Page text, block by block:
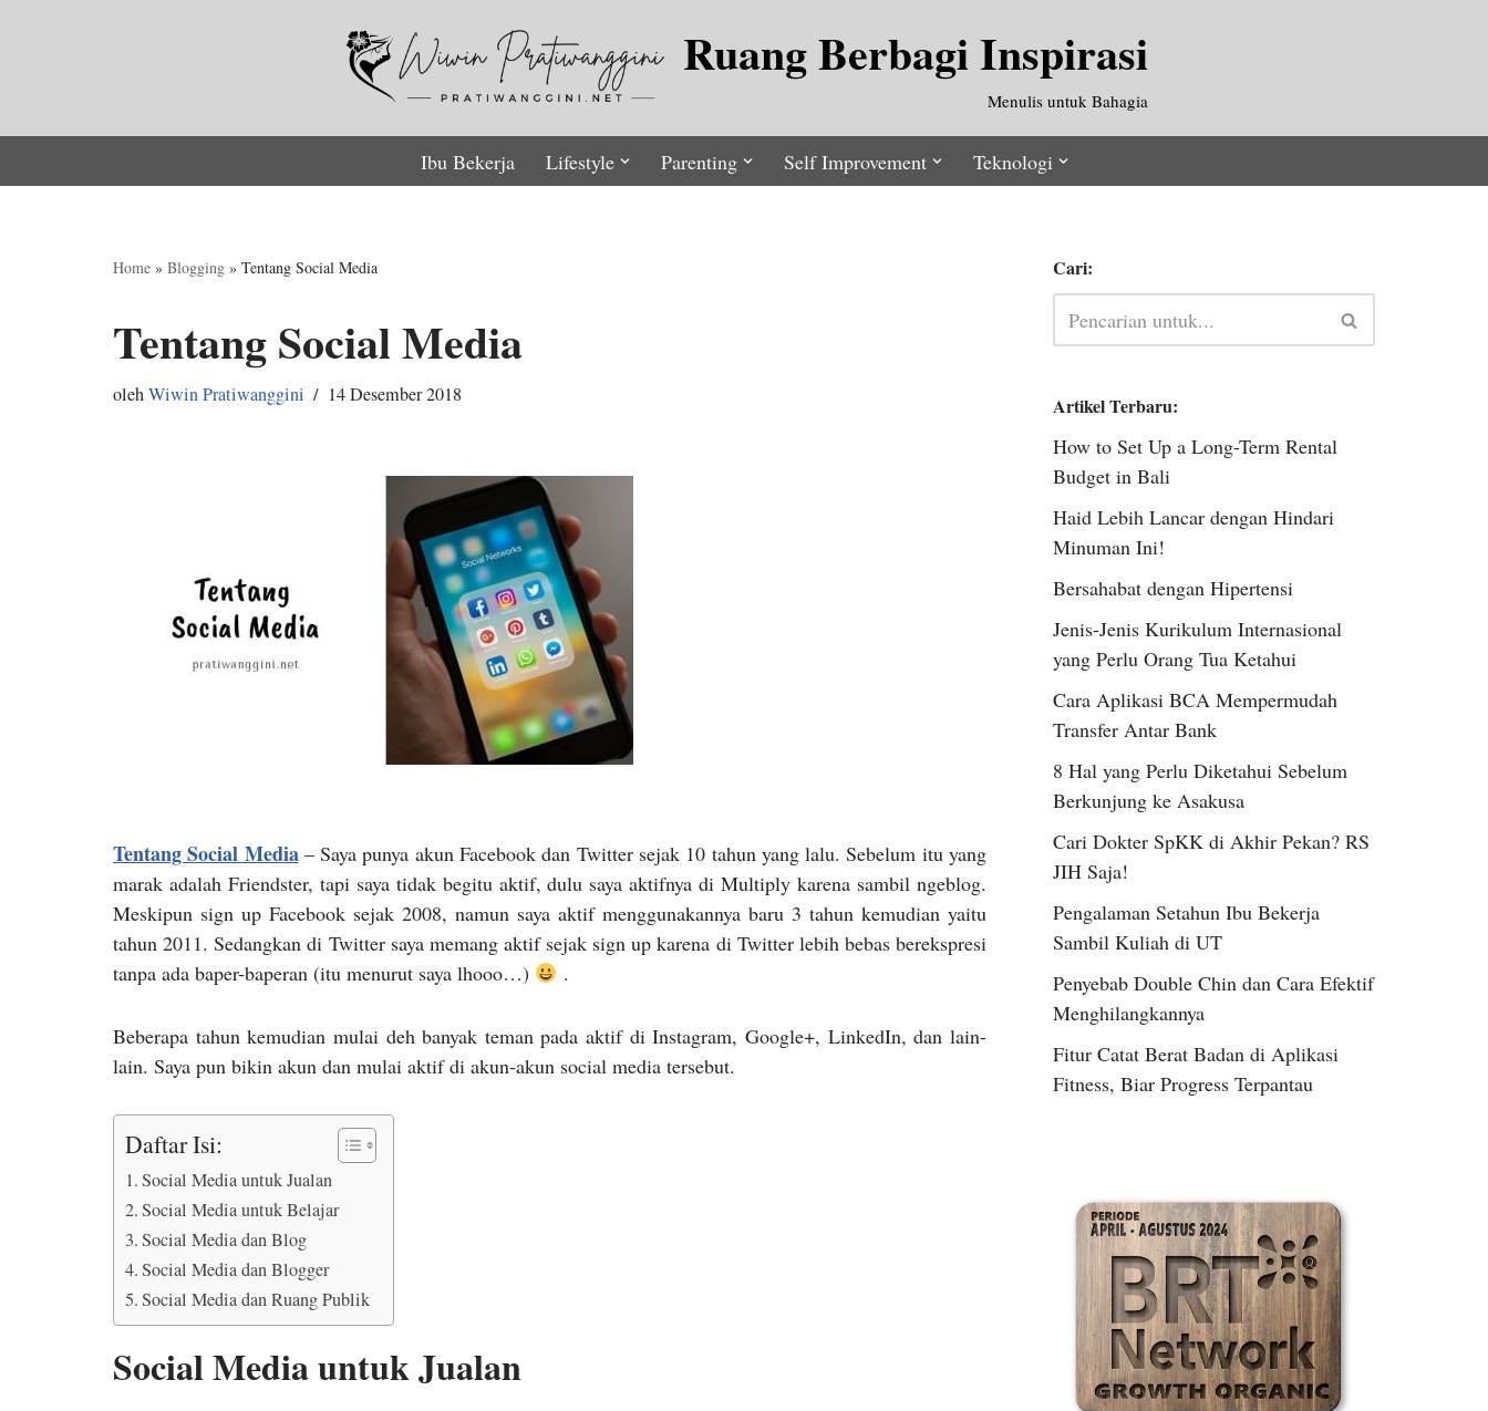
Ruang Berbagi Inspirasi
Menulis untuk Bahagia
Ibu Bekerja Lifestyle Parenting Self Improvement Teknologi
Home » Blogging » Tentang Social Media
Tentang Social Media
olehWiwin Pratiwanggini 14 Desember 2018
Tentang Social Media– Saya punya akun Facebook dan Twitter sejak 10 tahun yang lalu. Sebelum itu yang
marak adalah Friendster, tapi saya tidak begitu aktif, dulu saya aktifnya di Multiply karena sambil ngeblog.
Meskipun sign up Facebook sejak 2008, namun saya aktif menggunakannya baru 3 tahun kemudian yaitu
tahun 2011. Sedangkan di Twitter saya memang aktif sejak sign up karena di Twitter lebih bebas berekspresi
tanpa ada baper-baperan (itu menurut saya lhooo…)
.
Beberapa tahun kemudian mulai deh banyak teman pada aktif di Instagram, Google+, LinkedIn, dan lain-
lain. Saya pun bikin akun dan mulai aktif di akun-akun social media tersebut.
Daftar Isi:
Social Media untuk Jualan
Social Media untuk Belajar
Social Media dan Blog
Social Media dan Blogger
Social Media dan Ruang Publik
Social Media untuk Jualan
Cari:
Artikel Terbaru:
How to Set Up a Long-Term Rental
Budget in Bali
Haid Lebih Lancar dengan Hindari
Minuman Ini!
Bersahabat dengan Hipertensi
Jenis-Jenis Kurikulum Internasional
yang Perlu Orang Tua Ketahui
Cara Aplikasi BCA Mempermudah
Transfer Antar Bank
8 Hal yang Perlu Diketahui Sebelum
Berkunjung ke Asakusa
Cari Dokter SpKK di Akhir Pekan? RS
JIH Saja!
Pengalaman Setahun Ibu Bekerja
Sambil Kuliah di UT
Penyebab Double Chin dan Cara Efektif
Menghilangkannya
Fitur Catat Berat Badan di Aplikasi
Fitness, Biar Progress Terpantau